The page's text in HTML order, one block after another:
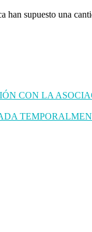
han supuesto una
CON LA